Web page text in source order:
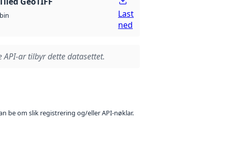
bin
Last
ned
API-ar tilbyr dette datasettet.
be om slik registrering og/eller API-nøklar.